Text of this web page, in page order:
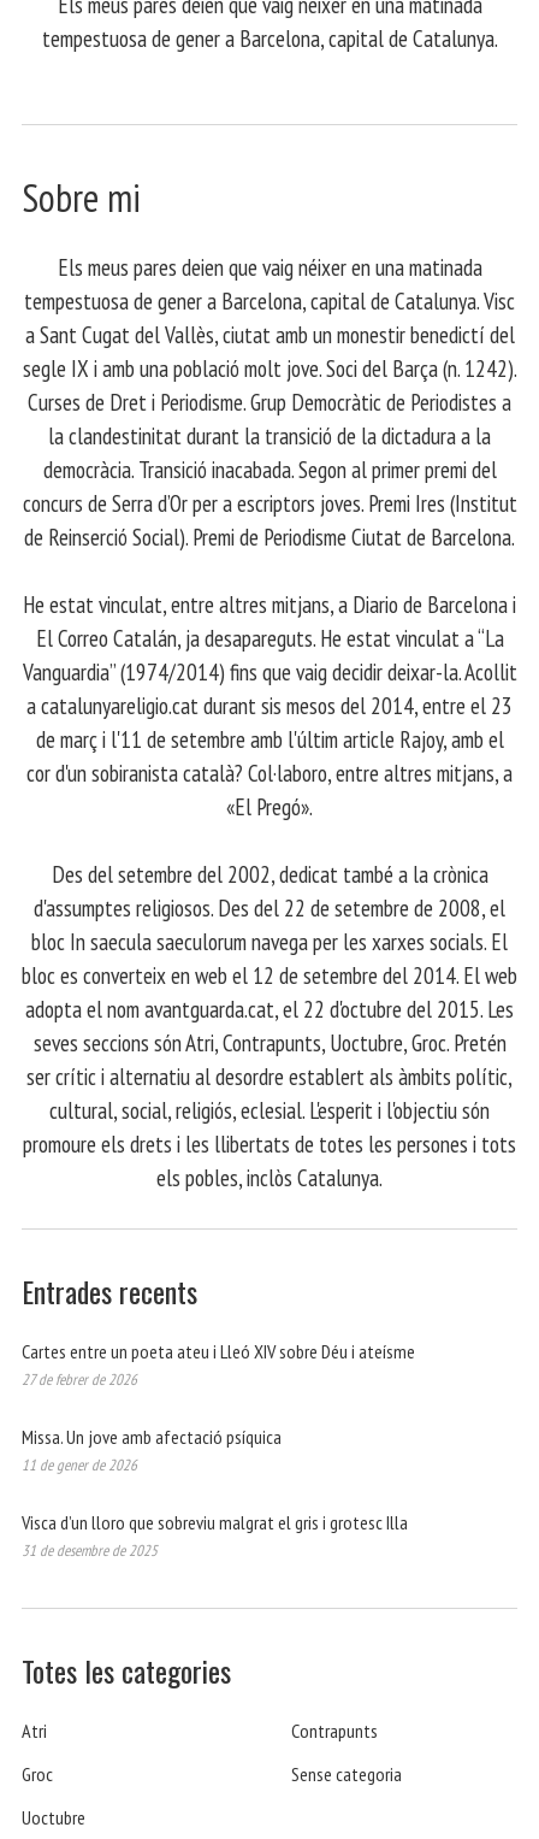
tempestuosa de gener a Barcelona, capital de Catalunya.
Sobre mi
Els meus pares deien que vaig néixer en una matinada
tempestuosa de gener a Barcelona, capital de Catalunya. Visc
a Sant Cugat del Vallès, ciutat amb un monestir benedictí del
segle IX i amb una població molt jove. Soci del Barça (n. 1242).
Curses de Dret i Periodisme. Grup Democràtic de Periodistes a
la clandestinitat durant la transició de la dictadura a la
democràcia. Transició inacabada. Segon al primer premi del
concurs de Serra d’Or per a escriptors joves. Premi Ires (Institut
de Reinserció Social). Premi de Periodisme Ciutat de Barcelona.
​ He estat vinculat, entre altres mitjans, a Diario de Barcelona i
El Correo Catalán, ja desapareguts. He estat vinculat a “La
Vanguardia” (1974/2014) fins que vaig decidir deixar-la. Acollit
a catalunyareligio.cat durant sis mesos del 2014, entre el 23
de març i l'11 de setembre amb l'últim article Rajoy, amb el
cor d'un sobiranista català? Col·laboro, entre altres mitjans, a
«El Pregó».
​ Des del setembre del 2002, dedicat també a la crònica
d'assumptes religiosos. Des del 22 de setembre de 2008, el
bloc In saecula saeculorum navega per les xarxes socials. El
bloc es converteix en web el 12 de setembre del 2014. El web
adopta el nom avantguarda.cat, el 22 d'octubre del 2015. Les
seves seccions són Atri, Contrapunts, Uoctubre, Groc. Pretén
ser crític i alternatiu al desordre establert als àmbits polític,
cultural, social, religiós, eclesial. L'esperit i l'objectiu són
promoure els drets i les llibertats de totes les persones i tots
els pobles, inclòs Catalunya.
Entrades recents
Cartes entre un poeta ateu i Lleó XIV sobre Déu i ateísme
27 de febrer de 2026
Missa. Un jove amb afectació psíquica
11 de gener de 2026
Visca d’un lloro que sobreviu malgrat el gris i grotesc Illa
31 de desembre de 2025
Totes les categories
Atri
Contrapunts
Groc
Sense categoria
Uoctubre